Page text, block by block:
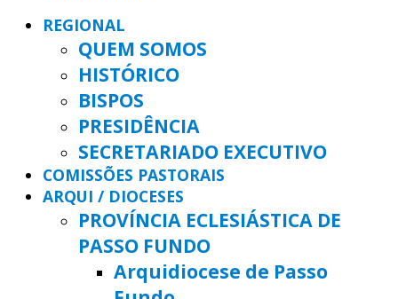
REGIONAL
QUEM SOMOS
HISTÓRICO
BISPOS
PRESIDÊNCIA
SECRETARIADO EXECUTIVO
COMISSÕES PASTORAIS
ARQUI / DIOCESES
PROVÍNCIA ECLESIÁSTICA DE
PASSO FUNDO
Arquidiocese de Passo